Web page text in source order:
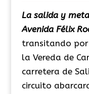
La salida y
Avenida Félix
transitando por
la Vereda de
carretera de
circuito